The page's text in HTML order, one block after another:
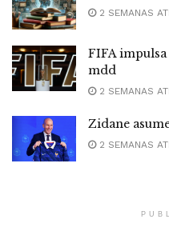
2 SEMANAS
FIFA
mdd
2 SEMANAS
Zidane
2 SEMANAS